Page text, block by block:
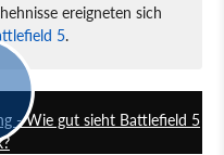
ereigneten sich
5.
- Wie gut sieht Battlefield 5